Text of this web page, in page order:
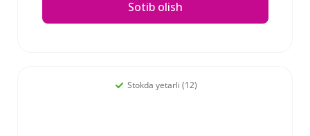
Sotib olish
Stokda yetarli (12)